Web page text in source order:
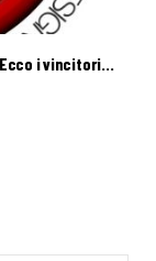
Ecco i vincitori…